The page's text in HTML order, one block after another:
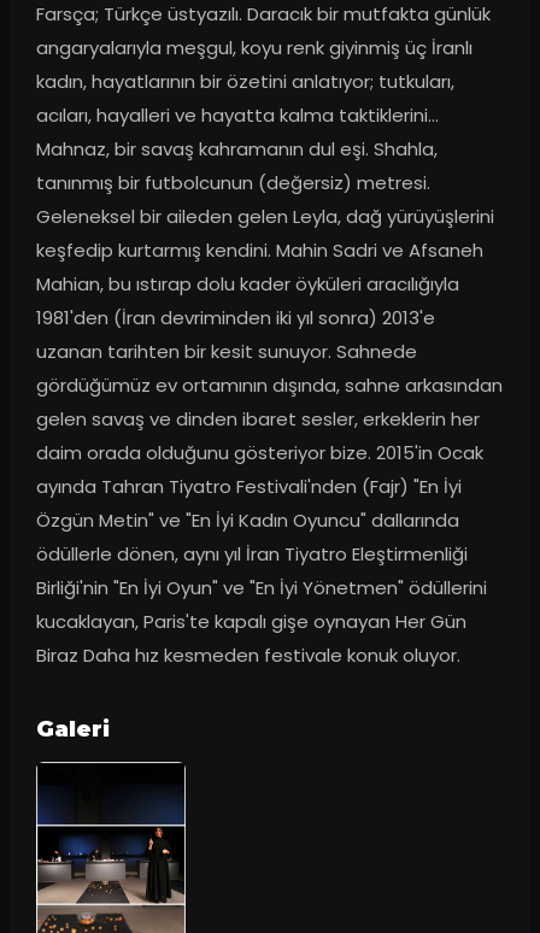
Farsça; Türkçe üstyazılı. Daracık bir mutfakta günlük
angaryalarıyla meşgul, koyu renk giyinmiş üç İranlı
kadın, hayatlarının bir özetini anlatıyor; tutkuları,
acıları, hayalleri ve hayatta kalma taktiklerini...
Mahnaz, bir savaş kahramanın dul eşi. Shahla,
tanınmış bir futbolcunun (değersiz) metresi.
Geleneksel bir aileden gelen Leyla, dağ yürüyüşlerini
keşfedip kurtarmış kendini. Mahin Sadri ve Afsaneh
Mahian, bu ıstırap dolu kader öyküleri aracılığıyla
1981'den (İran devriminden iki yıl sonra) 2013'e
uzanan tarihten bir kesit sunuyor. Sahnede
gördüğümüz ev ortamının dışında, sahne arkasından
gelen savaş ve dinden ibaret sesler, erkeklerin her
daim orada olduğunu gösteriyor bize. 2015'in Ocak
ayında Tahran Tiyatro Festivali'nden (Fajr) "En İyi
Özgün Metin" ve "En İyi Kadın Oyuncu" dallarında
ödüllerle dönen, aynı yıl İran Tiyatro Eleştirmenliği
Birliği'nin "En İyi Oyun" ve "En İyi Yönetmen" ödüllerini
kucaklayan, Paris'te kapalı gişe oynayan Her Gün
Biraz Daha hız kesmeden festivale konuk oluyor.
Galeri